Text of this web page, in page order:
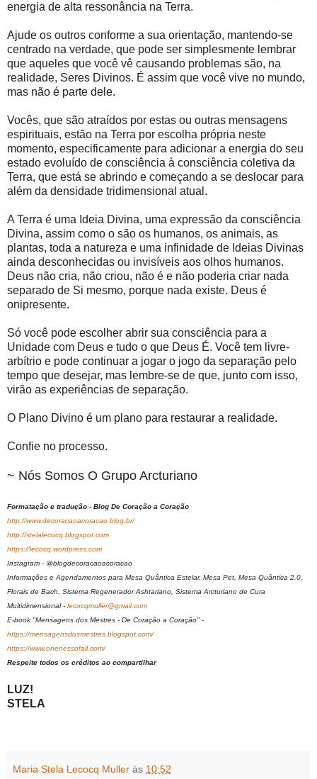
energia de alta ressonância na Terra.
Ajude os outros conforme a sua orientação, mantendo-se
centrado na verdade, que pode ser simplesmente lembrar
que aqueles que você vê causando problemas são, na
realidade, Seres Divinos. É assim que você vive no mundo,
mas não é parte dele.
Vocês, que são atraídos por estas ou outras mensagens
espirituais, estão na Terra por escolha própria neste
momento, especificamente para adicionar a energia do seu
estado evoluído de consciência à consciência coletiva da
Terra, que está se abrindo e começando a se deslocar para
além da densidade tridimensional atual.
A Terra é uma Ideia Divina, uma expressão da consciência
Divina, assim como o são os humanos, os animais, as
plantas, toda a natureza e uma infinidade de Ideias Divinas
ainda desconhecidas ou invisíveis aos olhos humanos.
Deus não cria, não criou, não é e não poderia criar nada
separado de Si mesmo, porque nada existe. Deus é
onipresente.
Só você pode escolher abrir sua consciência para a
Unidade com Deus e tudo o que Deus É. Você tem livre-
arbítrio e pode continuar a jogar o jogo da separação pelo
tempo que desejar, mas lembre-se de que, junto com isso,
virão as experiências de separação.
O Plano Divino é um plano para restaurar a realidade.
Confie no processo.
~ Nós Somos O Grupo Arcturiano
Formatação e tradução - Blog De Coração a Coração
http://www.decoracaoacoracao.blog.br/
http://stelalecocq.blogspot.com
https://lecocq.wordpress.com
Instagram - @blogdecoracaoacoracao
Informações e Agendamentos para Mesa Quântica Estelar, Mesa Pet, Mesa Quântica 2.0,
Florais de Bach, Sistema Regenerador Ashtariano, Sistema Arcturiano de Cura
Multidimensional - lecocqmuller@gmail.com
E-book "Mensagens dos Mestres - De Coração a Coração" -
https://mensagensdosmestres.blogspot.com/
https://www.onenessofall.com/
Respeite todos os créditos ao compartilhar
LUZ!
STELA
Maria Stela Lecocq Muller às 10:52